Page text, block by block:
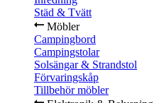
Städ & Tvätt
Möbler
Campingbord
Campingstolar
Solsängar & Strandstol
Förvaringskåp
Tillbehör möbler